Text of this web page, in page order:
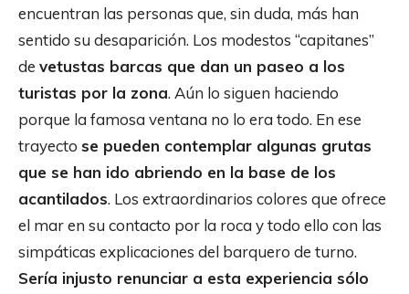
encuentran las personas que, sin duda, más han
sentido su desaparición. Los modestos “capitanes”
de vetustas barcas que dan un paseo a los
turistas por la zona. Aún lo siguen haciendo
porque la famosa ventana no lo era todo. En ese
trayecto se pueden contemplar algunas grutas
que se han ido abriendo en la base de los
acantilados. Los extraordinarios colores que ofrece
el mar en su contacto por la roca y todo ello con las
simpáticas explicaciones del barquero de turno.
Sería injusto renunciar a esta experiencia sólo